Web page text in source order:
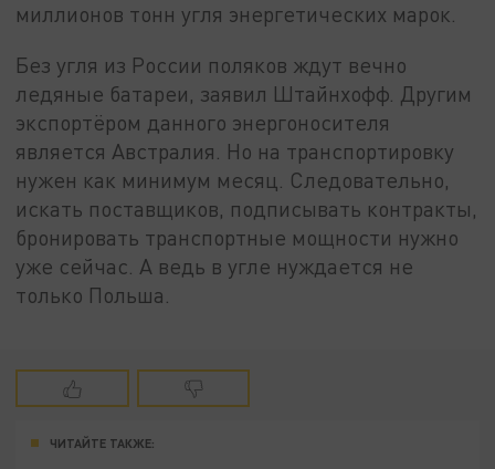
миллионов тонн угля энергетических марок.
Без угля из России поляков ждут вечно
ледяные батареи, заявил Штайнхофф. Другим
экспортёром данного энергоносителя
является Австралия. Но на транспортировку
нужен как минимум месяц. Следовательно,
искать поставщиков, подписывать контракты,
бронировать транспортные мощности нужно
уже сейчас. А ведь в угле нуждается не
только Польша.
ЧИТАЙТЕ ТАКЖЕ: